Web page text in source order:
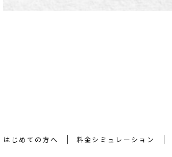
はじめての方へ 料金シミュレーション